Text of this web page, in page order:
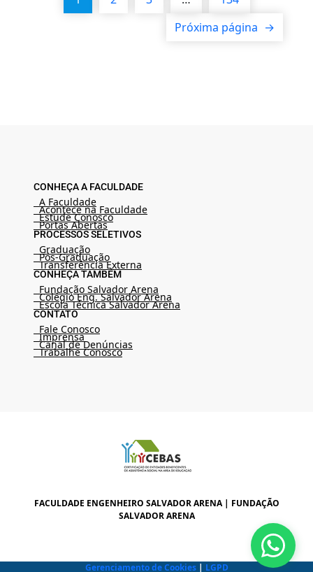
Próxima página →
CONHEÇA A FACULDADE
A Faculdade
Acontece na Faculdade
Estude Conosco
Portas Abertas
PROCESSOS SELETIVOS
Graduação
Pós-Graduação
Transferência Externa
CONHEÇA TAMBÉM
Fundação Salvador Arena
Colégio Eng. Salvador Arena
Escola Técnica Salvador Arena
CONTATO
Fale Conosco
Imprensa
Canal de Denúncias
Trabalhe Conosco
FACULDADE ENGENHEIRO SALVADOR ARENA | FUNDAÇÃO
SALVADOR ARENA
Gerenciamento de Cookies| LGPD